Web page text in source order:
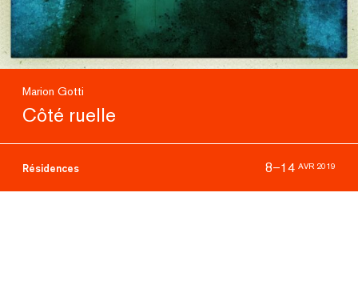
Marion Gotti
Côté ruelle
Résidences 8–14 AVR 2019